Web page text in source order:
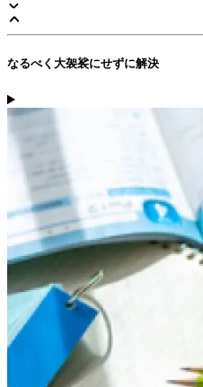
なるべく大袈裟にせずに解決